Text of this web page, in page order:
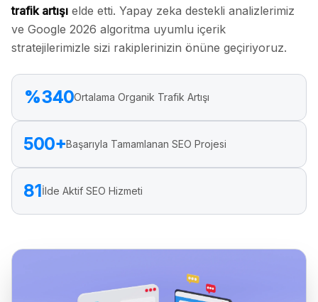
trafik artışı elde etti. Yapay zeka destekli analizlerimiz
ve Google 2026 algoritma uyumlu içerik
stratejilerimizle sizi rakiplerinizin önüne geçiriyoruz.
%340Ortalama Organik Trafik Artışı
500+Başarıyla Tamamlanan SEO Projesi
81İlde Aktif SEO Hizmeti